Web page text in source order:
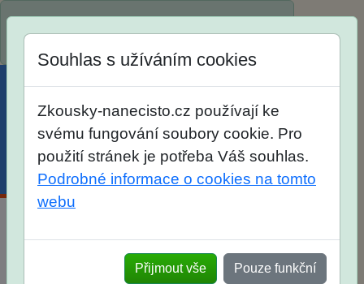
Košík
Diskuse Jak jste dopadli u zkoušek na SŠ?
Vaše ohlasy po skutečných přijímacích
Souhlas s užíváním cookies
Zkousky-nanecisto.cz používají ke
svému fungování soubory cookie. Pro
použití stránek je potřeba Váš souhlas.
Podrobné informace o cookies na tomto
webu
Přijmout vše Pouze funkční